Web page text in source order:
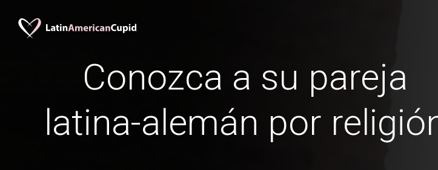
Conozca a su pareja
latina-alemán por